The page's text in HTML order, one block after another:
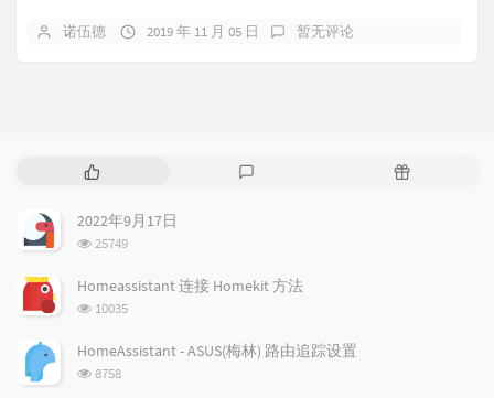
诺伍德 2019 年 11 月 05 日 暂无评论
热
文
章
随
2022年9月17日
浏
次
25749
Homeassistant 连接 Homekit 方法
浏
次
10035
HomeAssistant - ASUS(梅林) 路由追踪设置
浏
8758